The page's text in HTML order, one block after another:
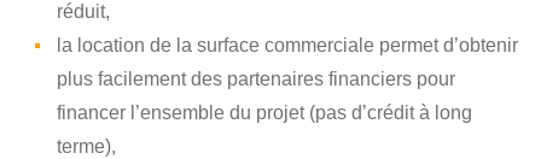
réduit,
la location de la surface commerciale permet d’obtenir
plus facilement des partenaires financiers pour
financer l’ensemble du projet (pas d’crédit à long
terme),